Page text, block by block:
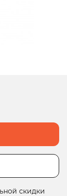
скидки